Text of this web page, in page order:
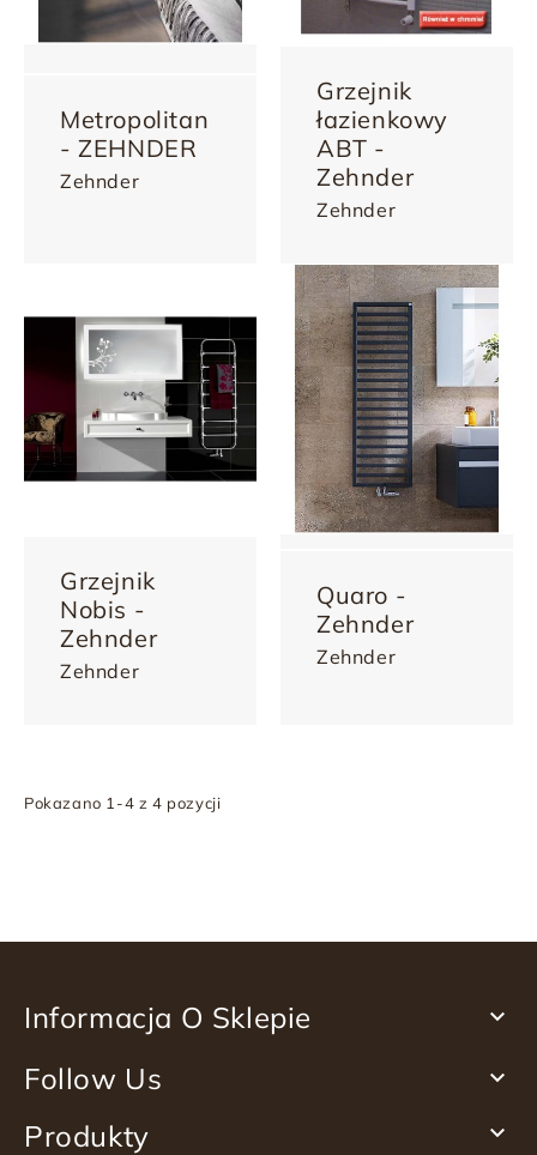
Metropolitan
- ZEHNDER
Zehnder
Grzejnik
łazienkowy
ABT -
Zehnder
Zehnder
Grzejnik
Nobis -
Zehnder
Zehnder
Quaro -
Zehnder
Zehnder
Pokazano 1-4 z 4 pozycji
Informacja O Sklepie 
Follow Us 
Produkty 